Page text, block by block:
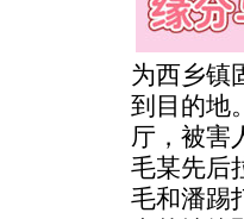
为西乡镇
到目的地
厅，被害
毛某先后
毛和潘踢